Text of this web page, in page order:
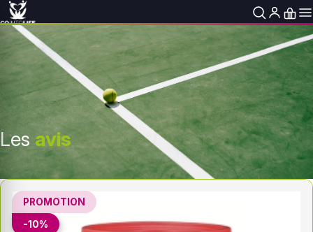
Les avis
PROMOTION
-10%